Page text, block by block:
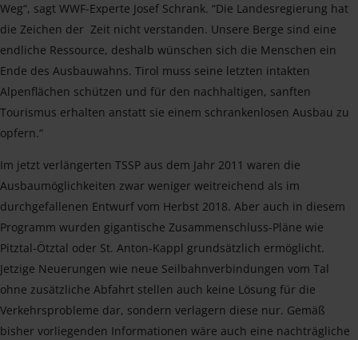
Weg“, sagt WWF-Experte Josef Schrank. “Die Landesregierung hat
die Zeichen der Zeit nicht verstanden. Unsere Berge sind eine
endliche Ressource, deshalb wünschen sich die Menschen ein
Ende des Ausbauwahns. Tirol muss seine letzten intakten
Alpenflächen schützen und für den nachhaltigen, sanften
Tourismus erhalten anstatt sie einem schrankenlosen Ausbau zu
opfern.“
Im jetzt verlängerten TSSP aus dem Jahr 2011 waren die
Ausbaumöglichkeiten zwar weniger weitreichend als im
durchgefallenen Entwurf vom Herbst 2018. Aber auch in diesem
Programm wurden gigantische Zusammenschluss-Pläne wie
Pitztal-Ötztal oder St. Anton-Kappl grundsätzlich ermöglicht.
Jetzige Neuerungen wie neue Seilbahnverbindungen vom Tal
ohne zusätzliche Abfahrt stellen auch keine Lösung für die
Verkehrsprobleme dar, sondern verlagern diese nur. Gemäß
bisher vorliegenden Informationen wäre auch eine nachträgliche